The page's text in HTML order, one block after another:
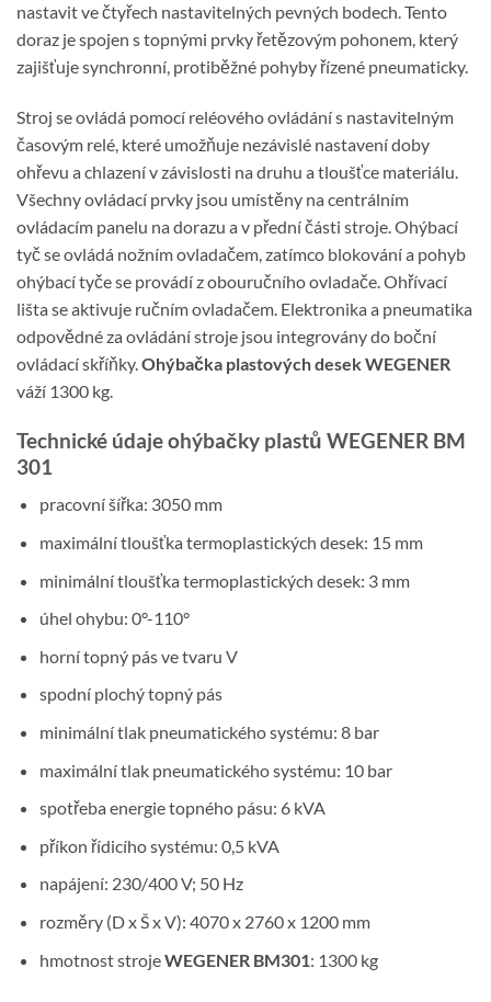
nastavit ve čtyřech nastavitelných pevných bodech. Tento
doraz je spojen s topnými prvky řetězovým pohonem, který
zajišťuje synchronní, protiběžné pohyby řízené pneumaticky.
Stroj se ovládá pomocí reléového ovládání s nastavitelným
časovým relé, které umožňuje nezávislé nastavení doby
ohřevu a chlazení v závislosti na druhu a tloušťce materiálu.
Všechny ovládací prvky jsou umístěny na centrálním
ovládacím panelu na dorazu a v přední části stroje. Ohýbací
tyč se ovládá nožním ovladačem, zatímco blokování a pohyb
ohýbací tyče se provádí z obouručního ovladače. Ohřívací
lišta se aktivuje ručním ovladačem. Elektronika a pneumatika
odpovědné za ovládání stroje jsou integrovány do boční
ovládací skříňky.Ohýbačka plastových desek WEGENER
váží 1300 kg.
Technické údaje ohýbačky plastů WEGENER BM
301
pracovní šířka: 3050 mm
maximální tloušťka termoplastických desek: 15 mm
minimální tloušťka termoplastických desek: 3 mm
úhel ohybu: 0°-110°
horní topný pás ve tvaru V
spodní plochý topný pás
minimální tlak pneumatického systému: 8 bar
maximální tlak pneumatického systému: 10 bar
spotřeba energie topného pásu: 6 kVA
příkon řídicího systému: 0,5 kVA
napájení: 230/400 V; 50 Hz
rozměry (D x Š x V): 4070 x 2760 x 1200 mm
hmotnost strojeWEGENER BM301: 1300 kg